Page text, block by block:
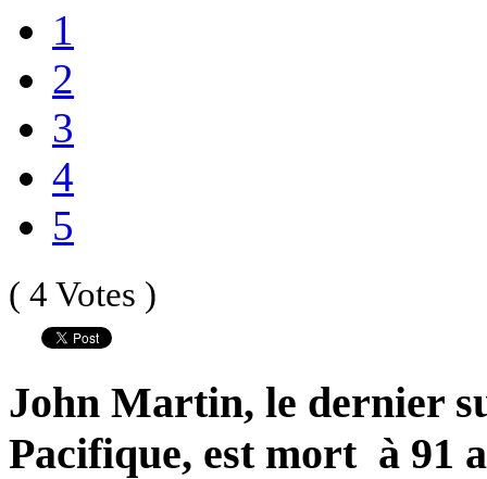
1
2
3
4
5
( 4 Votes )
John Martin, le dernier
Pacifique, est mort à 91